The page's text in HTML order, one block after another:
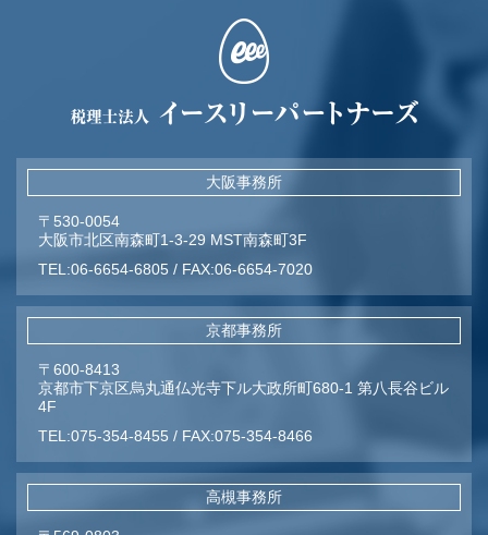
大阪事務所
〒530-0054
大阪市北区南森町1-3-29 MST南森町3F
TEL:06-6654-6805 / FAX:06-6654-7020
京都事務所
〒600-8413
京都市下京区烏丸通仏光寺下ル大政所町680-1 第八長谷ビル
4F
TEL:075-354-8455 / FAX:075-354-8466
高槻事務所